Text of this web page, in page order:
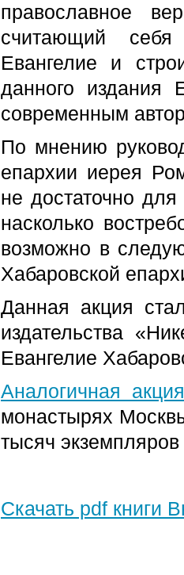
православное
считающий
Евангелие и
данного издания
современным
По мнению
епархии иерея
не достаточно
насколько
возможно в
Хабаровской
Данная акция
издательства
Евангелие
Аналогичная акция
монастырях
тысяч
Скачать pdf книги